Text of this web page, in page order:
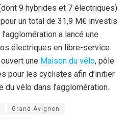
9 hybrides et 7 électriques)
un total de 31,9 M€ investis
a lancé une
électriques en libre-service
une Maison du vélo, pôle
pour les cyclistes afin d’initier
vélo dans l’agglomération.
Grand Avignon